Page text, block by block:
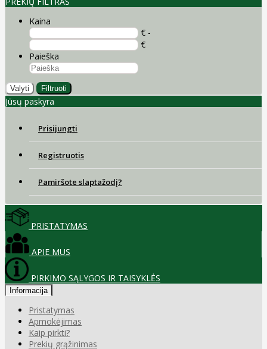
Kaina
€ -
€
Paieška
Valyti Filtruoti
Jūsų paskyra
Prisijungti
Registruotis
Pamiršote slaptažodį?
PRISTATYMAS
APIE MUS
PIRKIMO SĄLYGOS IR TAISYKLĖS
Informacija
Pristatymas
Apmokėjimas
Kaip pirkti?
Prekių grąžinimas